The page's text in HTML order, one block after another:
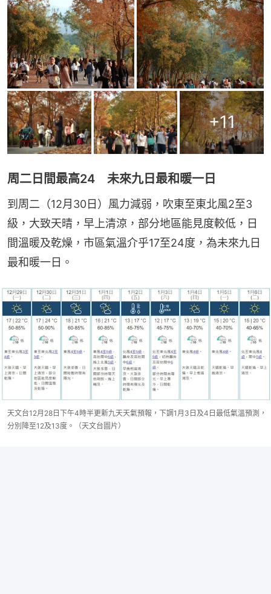
+11
周二日間最高24 未來九日最和暖一日
到周二（12月30日）風力減弱，吹東至東北風2至3
級，大致天晴，早上清涼，部分地區能見度較低，日
間溫暖及乾燥，市區氣溫介乎17至24度，為未來九日
最和暖一日。
天文台12月28日下午4時半更新九天天氣預報，下調1月3日及4日最低氣溫預測，
分別降至12及13度。（天文台圖片）